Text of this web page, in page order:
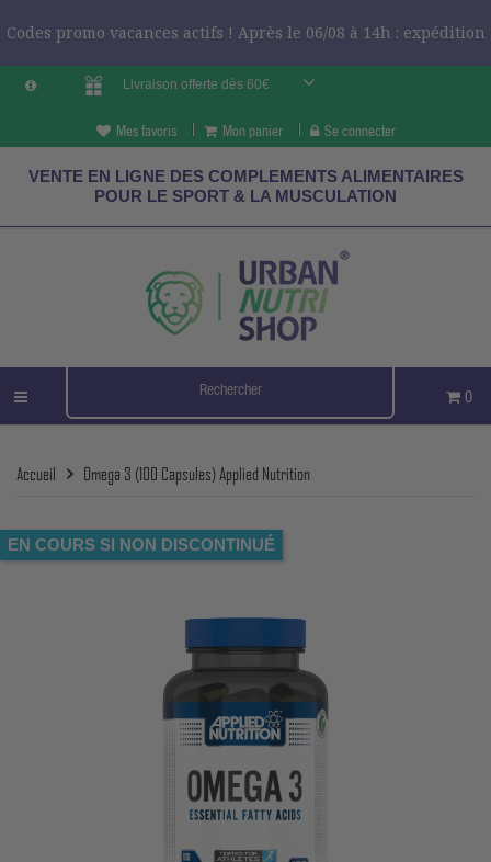
Codes promo vacances actifs ! Après le 06/08 à 14h : expédition
Livraison offerte dès 60€
Mes favoris Mon panier Se connecter
VENTE EN LIGNE DES COMPLEMENTS ALIMENTAIRES
POUR LE SPORT & LA MUSCULATION
0
Accueil Omega 3 (100 Capsules) Applied Nutrition
EN COURS SI NON DISCONTINUÉ